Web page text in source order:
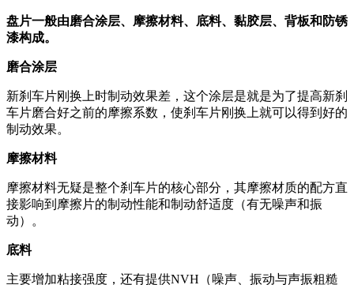
盘片一般由磨合涂层、摩擦材料、底料、黏胶层、背板和防锈
漆构成。
磨合涂层
新刹车片刚换上时制动效果差，这个涂层是就是为了提高新刹
车片磨合好之前的摩擦系数，使刹车片刚换上就可以得到好的
制动效果。
摩擦材料
摩擦材料无疑是整个刹车片的核心部分，其摩擦材质的配方直
接影响到摩擦片的制动性能和制动舒适度（有无噪声和振
动）。
底料
主要增加粘接强度，还有提供NVH （噪声、振动与声振粗糙